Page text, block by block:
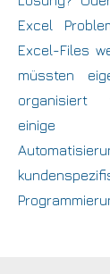
Excel
Excel-Files
müssten
organisiert
einige